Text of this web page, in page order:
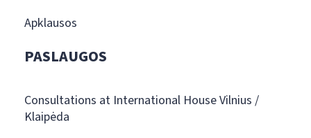
Apklausos
PASLAUGOS
Consultations at International House Vilnius /
Klaipėda